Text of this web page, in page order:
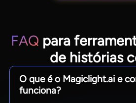
FAQ para
de histórias
O que é o Magiclight.ai e
funciona?